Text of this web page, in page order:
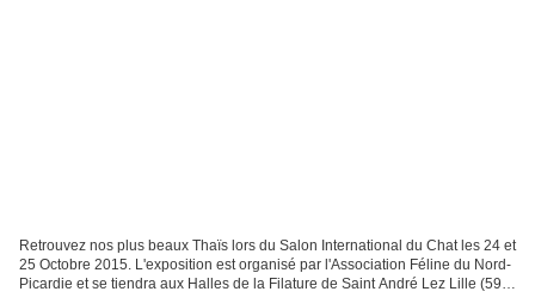
Retrouvez nos plus beaux Thaïs lors du Salon International du Chat les 24 et
25 Octobre 2015. L'exposition est organisé par l'Association Féline du Nord-
Picardie et se tiendra aux Halles de la Filature de Saint André Lez Lille (59).